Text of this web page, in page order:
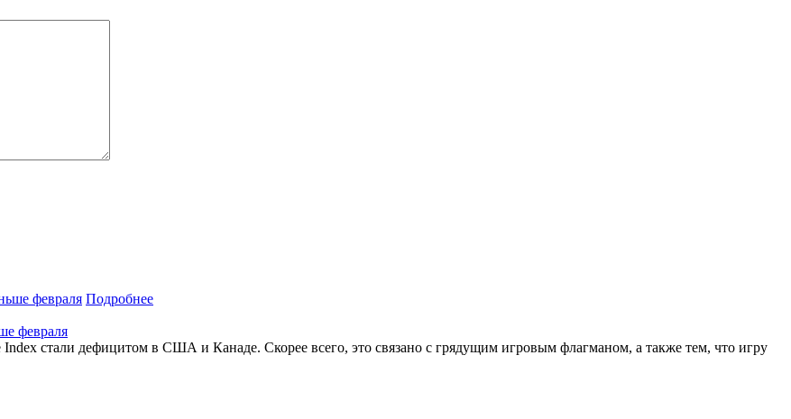
Подробнее
февраля
стали дефицитом в США и Канаде. Скорее всего, это связано с грядущим игровым флагманом, а также тем, что игру